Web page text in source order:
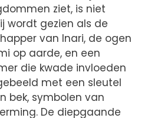
ziet, is niet
wordt gezien als de
van Inari, de ogen
op aarde, en een
die kwade invloeden
met een sleutel
bek, symbolen van
De diepgaande